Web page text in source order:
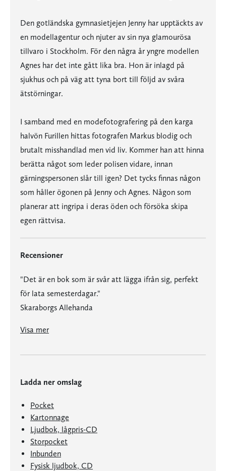
Den gotländska gymnasietjejen Jenny har upptäckts av
en modellagentur och njuter av sin nya glamourösa
tillvaro i Stockholm. För den några år yngre modellen
Agnes har det inte gått lika bra. Hon är inlagd på
sjukhus och på väg att tyna bort till följd av svåra
ätstörningar.
I samband med en modefotografering på den karga
halvön Furillen hittas fotografen Markus blodig och
brutalt misshandlad men vid liv. Kommer han att hinna
berätta något som leder polisen vidare, innan
gärningspersonen slår till igen? Det tycks finnas någon
som håller ögonen på Jenny och Agnes. Någon som
planerar att ingripa i deras öden och försöka skipa
egen rättvisa.
Recensioner
"Det är en bok som är svår att lägga ifrån sig, perfekt
för lata semesterdagar."
Skaraborgs Allehanda
Visa mer
Ladda ner omslag
Pocket
Kartonnage
Ljudbok, lågpris-CD
Storpocket
Inbunden
Fysisk ljudbok, CD